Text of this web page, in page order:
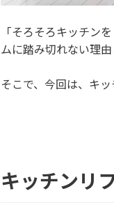
「そろそろキッチン
ムに踏み切れない理
そこで、今回は、キ
キッチンリ